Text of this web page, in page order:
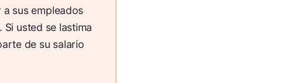
sus empleados
usted se lastima
de su salario